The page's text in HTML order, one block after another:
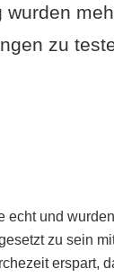
wurden
zu
echt und
zu sein
erspart,